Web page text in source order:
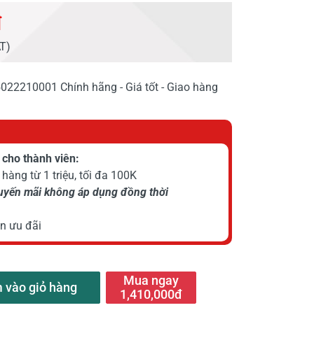
Chính hãng - Giá tốt - Giao hàng
thành viên:
từ 1 triệu, tối đa 100K
mãi không áp dụng đồng thời
ưu đãi
vào giỏ hàng
Mua ngay
1,410,000đ